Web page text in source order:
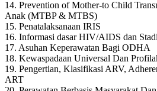
14. Prevention of Mother-to Child
Anak (MTBP & MTBS)
15. Penatalaksanaan IRIS
16. Informasi dasar HIV/AIDS dan
17. Asuhan Keperawatan Bagi ODHA
18. Kewaspadaan Universal Dan
19. Pengertian, Klasifikasi ARV,
ART